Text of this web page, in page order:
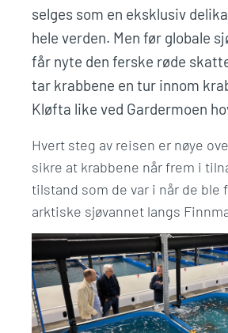
selges som en eksklusiv
hele verden. Men før globale
får nyte den ferske røde
tar krabbene en tur innom
Kløfta like ved Gardermoen
Hvert steg av reisen er nøye
sikre at krabbene når frem i
tilstand som de var i når de ble
arktiske sjøvannet langs